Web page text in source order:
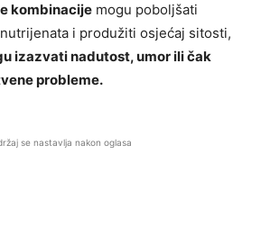
kombinacije mogu poboljšati
i produžiti osjećaj sitosti,
izazvati nadutost, umor ili čak
probleme.
se nastavlja nakon oglasa